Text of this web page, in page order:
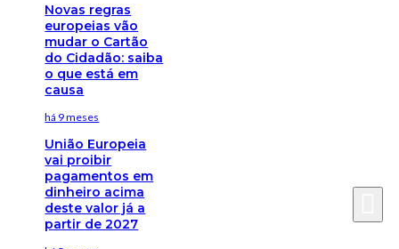
Novas regras
europeias vão
mudar o Cartão
do Cidadão: saiba
o que está em
causa
há 9 meses
União Europeia
vai proibir
pagamentos em
dinheiro acima
deste valor já a
partir de 2027